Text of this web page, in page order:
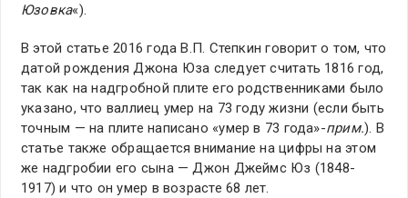
Юзовка«).
В этой статье 2016 года В.П. Степкин говорит о том, что
датой рождения Джона Юза следует считать 1816 год,
так как на надгробной плите его родственниками было
указано, что валлиец умер на 73 году жизни (если быть
точным — на плите написано «умер в 73 года»-прим.). В
статье также обращается внимание на цифры на этом
же надгробии его сына — Джон Джеймс Юз (1848-
1917) и что он умер в возрасте 68 лет.